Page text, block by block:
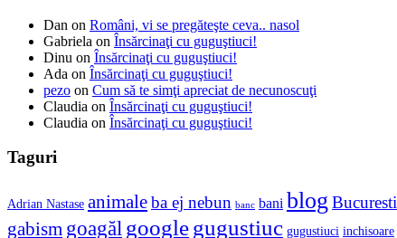
Dan on Români, vi se pregăteşte ceva.. nasol
Gabriela on Însărcinaţi cu guguştiuci!
Dinu on Însărcinaţi cu guguştiuci!
Ada on Însărcinaţi cu guguştiuci!
pezo on Cum să te simţi apreciat de necunoscuţi
Claudia on Însărcinaţi cu guguştiuci!
Claudia on Însărcinaţi cu guguştiuci!
Taguri
Adrian Nastase animaleba ej nebun banc bani blog Bucuresti
gabism goagăl googlegugustiuc gugustiuci inchisoare